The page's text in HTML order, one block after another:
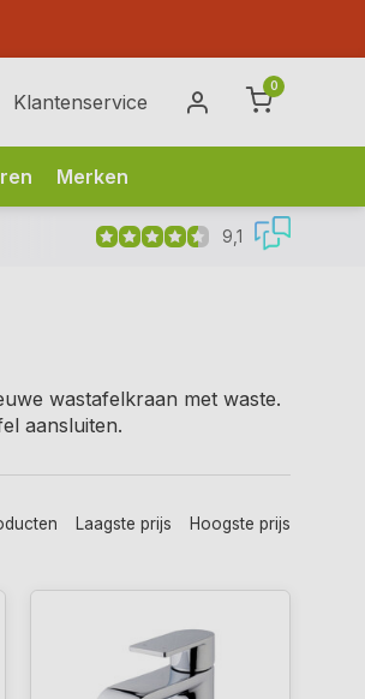
Klantenservice
0
Merken
9,1
wastafelkraan met waste.
aansluiten.
Laagste prijs Hoogste prijs